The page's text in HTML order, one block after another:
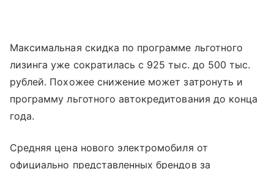
Максимальная скидка по программе льготного
лизинга уже сократилась с 925 тыс. до 500 тыс.
рублей. Похожее снижение может затронуть и
программу льготного автокредитования до конца
года.
Средняя цена нового электромобиля от
официально представленных брендов за